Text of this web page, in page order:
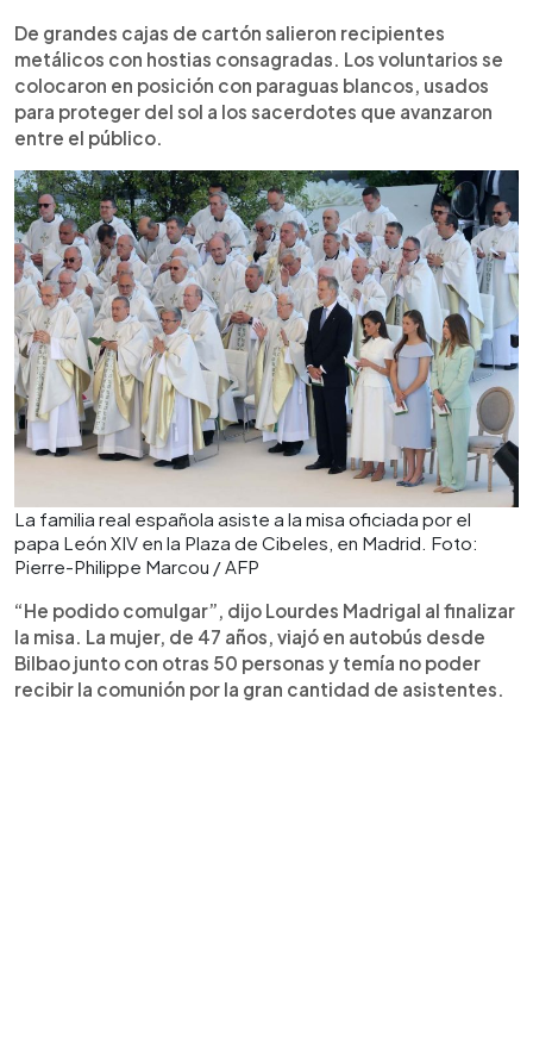
De grandes cajas de cartón salieron recipientes
metálicos con hostias consagradas. Los voluntarios se
colocaron en posición con paraguas blancos, usados
para proteger del sol a los sacerdotes que avanzaron
entre el público.
La familia real española asiste a la misa oficiada por el
papa León XIV en la Plaza de Cibeles, en Madrid. Foto:
Pierre-Philippe Marcou / AFP
“He podido comulgar”, dijo Lourdes Madrigal al finalizar
la misa. La mujer, de 47 años, viajó en autobús desde
Bilbao junto con otras 50 personas y temía no poder
recibir la comunión por la gran cantidad de asistentes.